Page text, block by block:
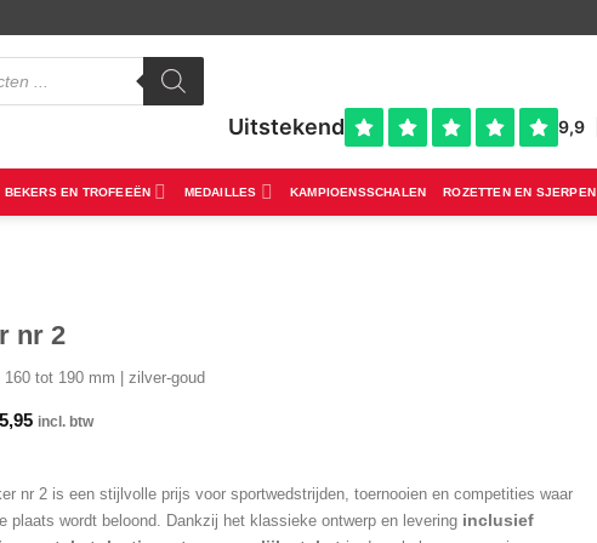
BEKERS EN TROFEEËN MEDAILLES KAMPIOENSSCHALEN ROZETTEN EN SJERPEN
nr 2
160 tot 190 mm | zilver-goud
incl. btw
nr 2 is een stijlvolle prijs voor sportwedstrijden, toernooien en competities waar
plaats wordt beloond. Dankzij het klassieke ontwerp en levering inclusief